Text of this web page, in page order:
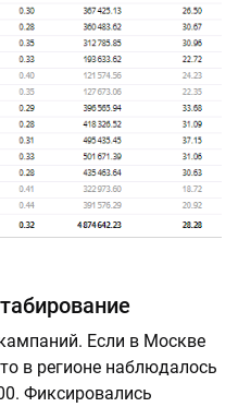
Если в Москве
в регионе наблюдалось
Фиксировались